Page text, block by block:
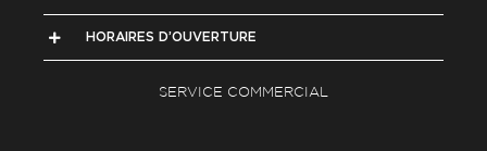
HORAIRES D’OUVERTURE
SERVICE COMMERCIAL